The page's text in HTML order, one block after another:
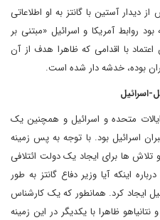
دیدار آستین با گانتز به او اطلاعاتی
روابط آمریکا و اسرائیل «مبتنی بر
با اقدامی که ظاهرا هدف از آن
بوده، خدشه دار شده است.
ایالات متحده و اسرائیل و همچنین یک
اسرائیل بود. با توجه به پس زمینه
اسرائیل در 23 مارس و تلاش ها برای ایجاد یک دولت ائتلافی
اینکه آیا وزیر دفاع گانتز به طور
ایجاد کرد. همانطور که یک کارشناس
ظاهرا با یکدیگر در این زمینه